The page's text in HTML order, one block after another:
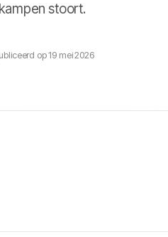
stoort.
op 19 mei 2026